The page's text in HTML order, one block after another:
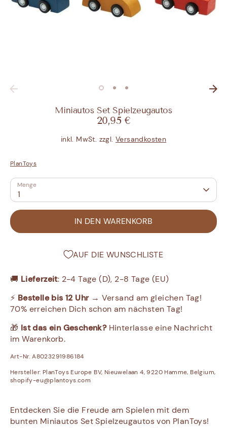
Miniautos Set Spielzeugautos
20,95 €
inkl. MwSt. zzgl. Versandkosten
PlanToys
Menge
1
IN DEN WARENKORB
AUF DIE WUNSCHLISTE
🚚 Lieferzeit: 2-4 Tage (D), 2-8 Tage (EU)
⚡ Bestelle bis 12 Uhr→ Versand am gleichen Tag!
70% erreichen Dich schon am nächsten Tag!
🎁 Ist das ein Geschenk? Hinterlasse eine Nachricht
im Warenkorb.
Art-Nr. A8023291986184
Hersteller: PlanToys Europe BV, Nieuwelaan 4, 9220 Hamme, Belgium,
shopify-eu@plantoys.com
Entdecken Sie die Freude am Spielen mit dem
bunten Miniautos Set Spielzeugautos von PlanToys!